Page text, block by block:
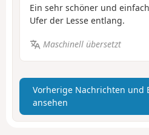
Ein sehr schöner und
Ufer der Lesse entlang.
Maschinell übersetzt
Vorherige Nachrichten und
ansehen